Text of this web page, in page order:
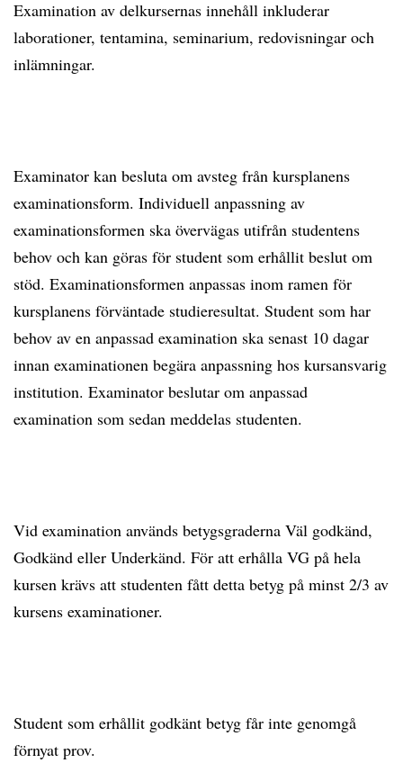
Examination av delkursernas innehåll inkluderar
laborationer, tentamina, seminarium, redovisningar och
inlämningar.
Examinator kan besluta om avsteg från kursplanens
examinationsform. Individuell anpassning av
examinationsformen ska övervägas utifrån studentens
behov och kan göras för student som erhållit beslut om
stöd. Examinationsformen anpassas inom ramen för
kursplanens förväntade studieresultat. Student som har
behov av en anpassad examination ska senast 10 dagar
innan examinationen begära anpassning hos kursansvarig
institution. Examinator beslutar om anpassad
examination som sedan meddelas studenten.
Vid examination används betygsgraderna Väl godkänd,
Godkänd eller Underkänd. För att erhålla VG på hela
kursen krävs att studenten fått detta betyg på minst 2/3 av
kursens examinationer.
Student som erhållit godkänt betyg får inte genomgå
förnyat prov.